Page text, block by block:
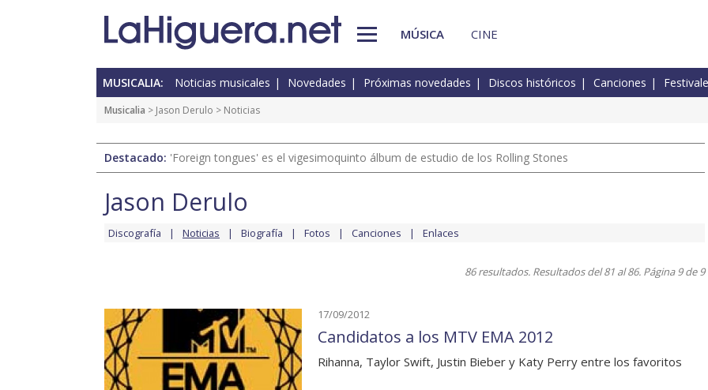
MÚSICA CINE
MUSICALIA: Noticias musicales Novedades Próximas novedades Discos históricos Canciones
Musicalia > Jason Derulo > Noticias
Destacado: 'Foreign tongues' es el vigesimoquinto álbum de estudio de los Rolling Stones
Jason Derulo
Discografía Noticias Biografía Fotos Canciones Enlaces
86 resultados. Resultados del 81 al 86. Página 9 de 9
17/09/2012
Candidatos a los MTV EMA 2012
Rihanna, Taylor Swift, Justin Bieber y Katy Perry entre los favoritos